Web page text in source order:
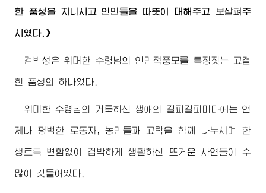
한 품성을 지니시고 인민들을 따뜻이 대해주고 보살펴주
시였다.》
검박성은위대한 수령님 의 인민적풍모를 특징짓는 고결
한 품성의 하나였다.
위대한 수령님의 거룩하신 생애의 갈피갈피마다에는 언
제나 평범한 로동자, 농민들과 고락을 함께 나누시며 한
생토록 변함없이 검박하게 생활하신 뜨거운 사연들이 수
많이 깃들어있다.